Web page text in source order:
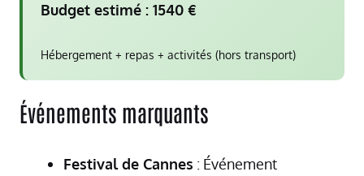
Budget estimé : 1540 €
Hébergement + repas + activités (hors transport)
Événements marquants
Festival de Cannes : Événement